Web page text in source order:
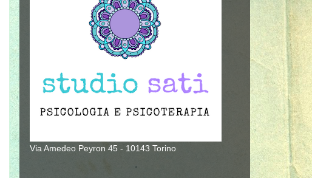
Via Amedeo Peyron 45 - 10143 Torino